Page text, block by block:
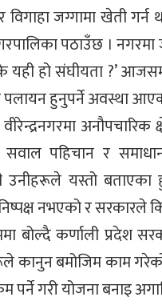
विगाहा जग्गामा खेती
पठाउँछ । नगरमा
यही हो संघीयता ?’
हुनुपर्ने अवस्था
वीरेन्द्रनगरमा
पहिचान र
उनीहरूले यस्तो
नभएको र सरकारले
बोल्दै कर्णाली प्रदेश
बमोजिम काम गरेको
पर्ने गरी योजना बनाइ